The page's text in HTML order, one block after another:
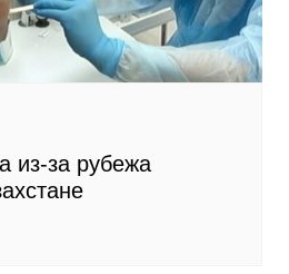
из-за рубежа